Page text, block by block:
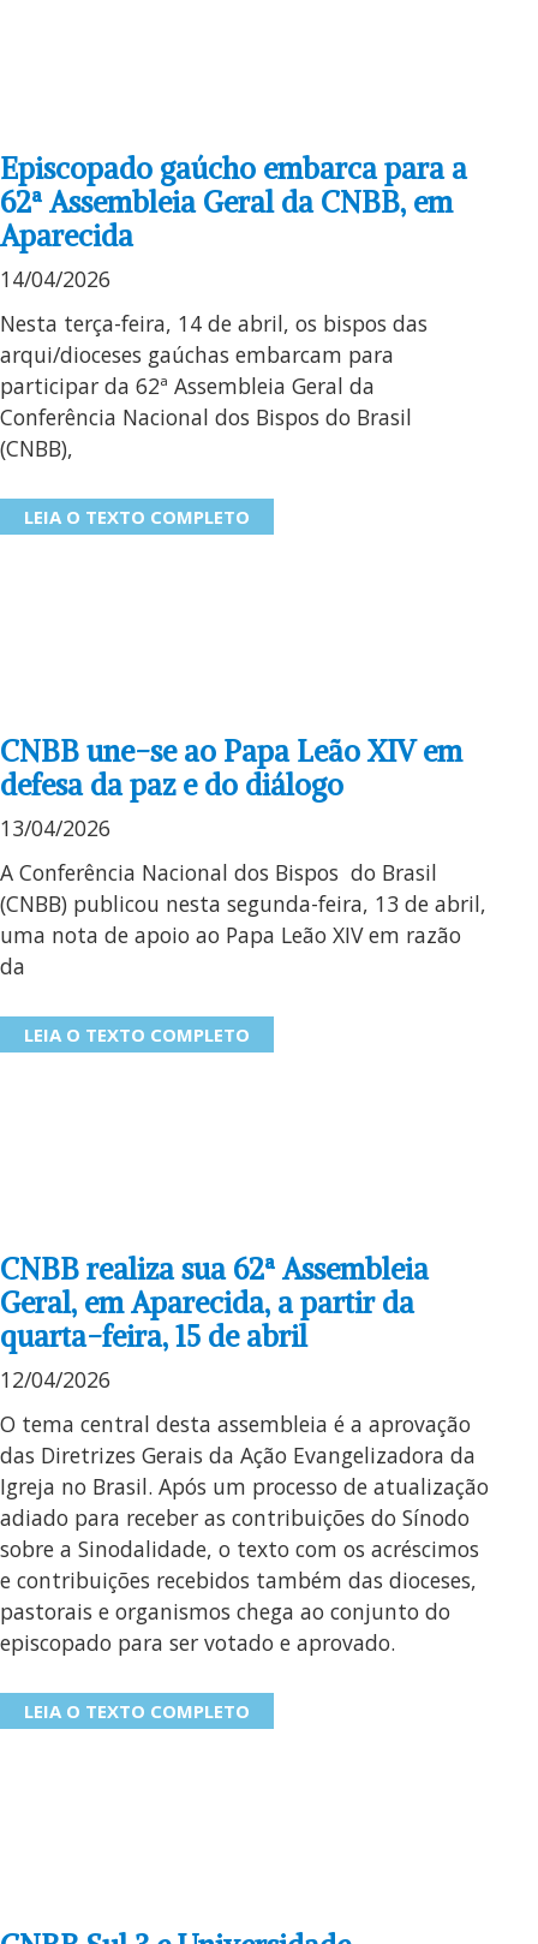
Episcopado gaúcho embarca para a
62ª Assembleia Geral da CNBB, em
Aparecida
14/04/2026
Nesta terça-feira, 14 de abril, os bispos das
arqui/dioceses gaúchas embarcam para
participar da 62ª Assembleia Geral da
Conferência Nacional dos Bispos do Brasil
(CNBB),
LEIA O TEXTO COMPLETO
CNBB une-se ao Papa Leão XIV em
defesa da paz e do diálogo
13/04/2026
A Conferência Nacional dos Bispos do Brasil
(CNBB) publicou nesta segunda-feira, 13 de abril,
uma nota de apoio ao Papa Leão XIV em razão
da
LEIA O TEXTO COMPLETO
CNBB realiza sua 62ª Assembleia
Geral, em Aparecida, a partir da
quarta-feira, 15 de abril
12/04/2026
O tema central desta assembleia é a aprovação
das Diretrizes Gerais da Ação Evangelizadora da
Igreja no Brasil. Após um processo de atualização
adiado para receber as contribuições do Sínodo
sobre a Sinodalidade, o texto com os acréscimos
e contribuições recebidos também das dioceses,
pastorais e organismos chega ao conjunto do
episcopado para ser votado e aprovado.
LEIA O TEXTO COMPLETO